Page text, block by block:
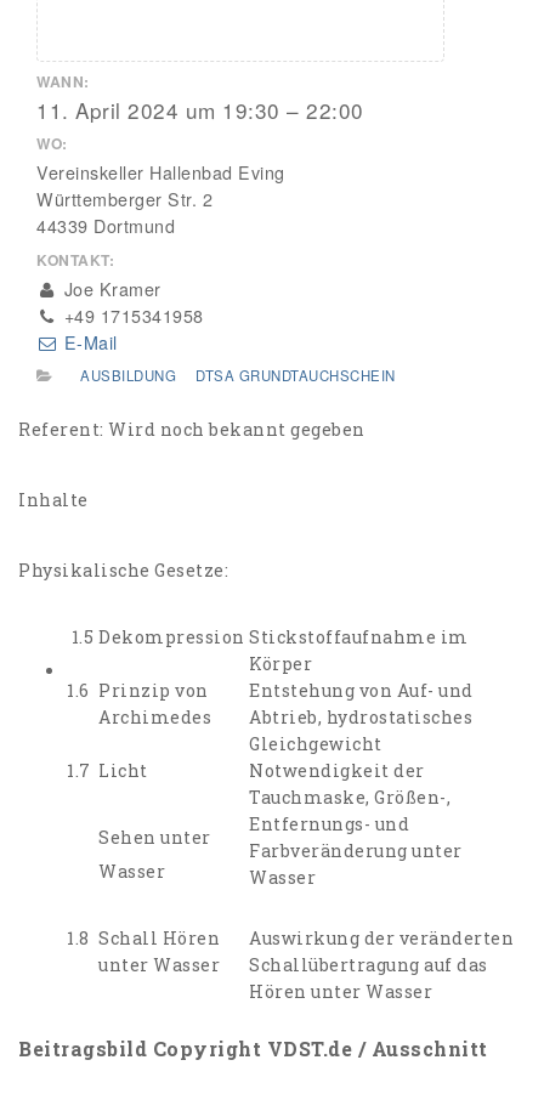
WANN:
11. April 2024 um 19:30 – 22:00
WO:
Vereinskeller Hallenbad Eving
Württemberger Str. 2
44339 Dortmund
KONTAKT:
Joe Kramer
+49 1715341958
E-Mail
AUSBILDUNG DTSA GRUNDTAUCHSCHEIN
Referent: Wird noch bekannt gegeben
Inhalte
Physikalische Gesetze:
1.5 Dekompression Stickstoffaufnahme im
Körper
1.6 Prinzip von
Archimedes
Entstehung von Auf- und
Abtrieb, hydrostatisches
Gleichgewicht
1.7 Licht
Sehen unter
Wasser
Notwendigkeit der
Tauchmaske, Größen-,
Entfernungs- und
Farbveränderung unter
Wasser
1.8 Schall Hören
unter Wasser
Auswirkung der veränderten
Schallübertragung auf das
Hören unter Wasser
Beitragsbild Copyright VDST.de / Ausschnitt